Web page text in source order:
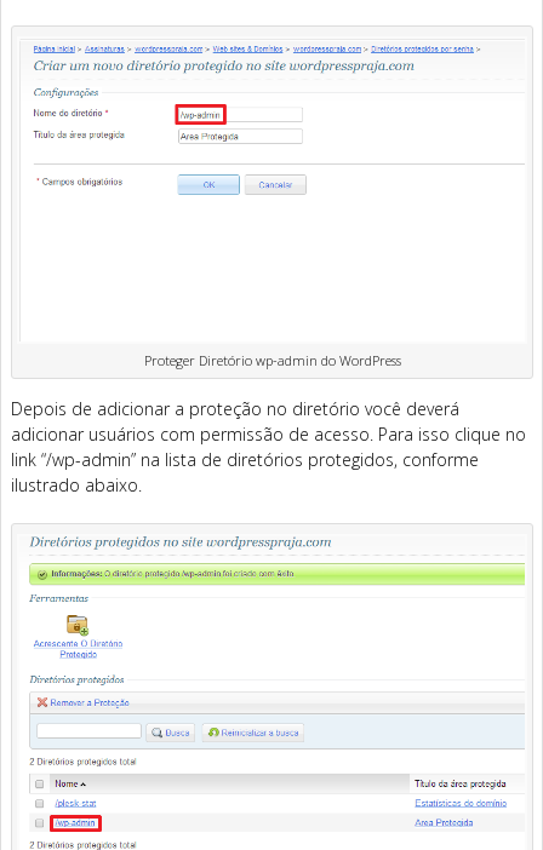
Proteger Diretório wp-admin do WordPress
Depois de adicionar a proteção no diretório você deverá
adicionar usuários com permissão de acesso. Para isso clique no
link “/wp-admin” na lista de diretórios protegidos, conforme
ilustrado abaixo.